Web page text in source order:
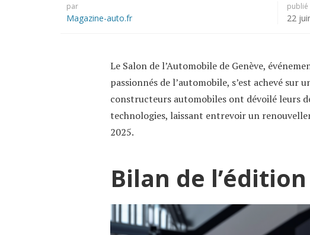
par
Magazine-auto.fr
publié
22
Le Salon de l’Automobile de Genève,
passionnés de l’automobile, s’est achevé sur
constructeurs automobiles ont dévoilé leurs
technologies, laissant entrevoir un
2025.
Bilan de l’édition